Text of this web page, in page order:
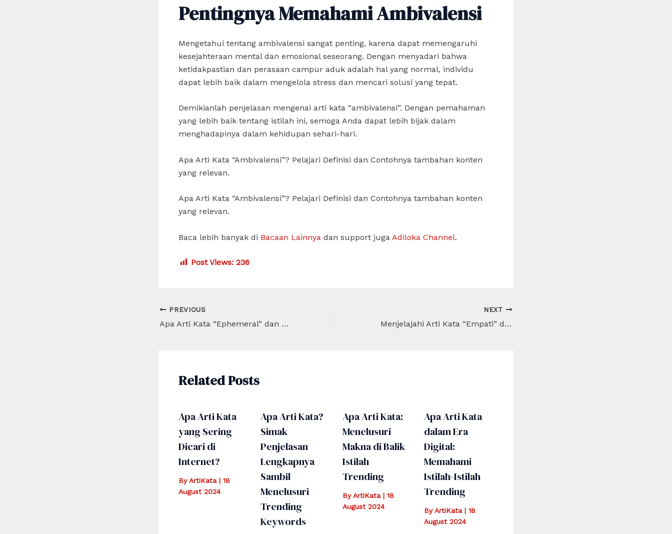
Pentingnya Memahami Ambivalensi
Mengetahui tentang ambivalensi sangat penting, karena dapat memengaruhi
kesejahteraan mental dan emosional seseorang. Dengan menyadari bahwa
ketidakpastian dan perasaan campur aduk adalah hal yang normal, individu
dapat lebih baik dalam mengelola stress dan mencari solusi yang tepat.
Demikianlah penjelasan mengenai arti kata “ambivalensi”. Dengan pemahaman
yang lebih baik tentang istilah ini, semoga Anda dapat lebih bijak dalam
menghadapinya dalam kehidupan sehari-hari.
Apa Arti Kata “Ambivalensi”? Pelajari Definisi dan Contohnya tambahan konten
yang relevan.
Apa Arti Kata “Ambivalensi”? Pelajari Definisi dan Contohnya tambahan konten
yang relevan.
Baca lebih banyak di Bacaan Lainnya dan support juga Adiloka Channel.
Post Views: 236
Post
navigation
PREVIOUS
Apa Arti Kata “Ephemeral” dan Penggunaannya dalam Bahasa
NEXT
Menjelajahi Arti Kata “Empati” dalam Bahasa dan Kehidupan Sehari-hari
Related Posts
Apa Arti Kata
yang Sering
Dicari di
Internet?
ByArtiKata | 18
August 2024
Apa Arti Kata?
Simak
Penjelasan
Lengkapnya
Sambil
Menelusuri
Trending
Keywords
Apa Arti Kata:
Menelusuri
Makna di Balik
Istilah
Trending
ByArtiKata | 18
August 2024
Apa Arti Kata
dalam Era
Digital:
Memahami
Istilah-Istilah
Trending
ByArtiKata |18
August 2024